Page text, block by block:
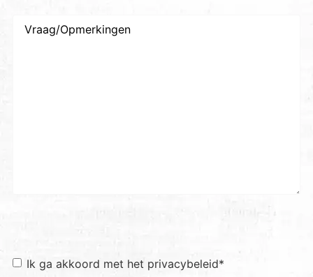
Toestemming*
Ik ga akkoord met het privacybeleid*